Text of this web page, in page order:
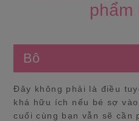
phẩm
Bô
Đây không phải là điều
khá hữu ích nếu bé sợ
cuối cùng bạn vẫn sẽ cần